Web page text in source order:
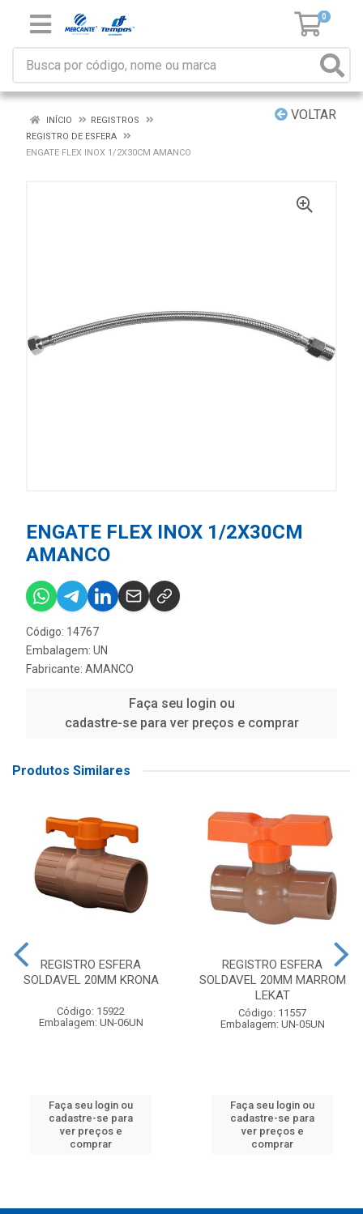
0
VOLTAR
INÍCIO
REGISTROS
REGISTRO DE ESFERA
ENGATE FLEX INOX 1/2X30CM AMANCO
ENGATE FLEX INOX 1/2X30CM
AMANCO
Código: 14767
Embalagem: UN
Fabricante: AMANCO
Faça seu login ou
cadastre-se para ver preços e comprar
Produtos Similares
REGISTRO ESFERA
SOLDAVEL 20MM KRONA
Código: 15922
Embalagem: UN-06UN
Faça seu login ou
cadastre-se para
ver preços e
comprar
REGISTRO ESFERA
SOLDAVEL 20MM MARROM
LEKAT
Código: 11557
Embalagem: UN-05UN
Faça seu login ou
cadastre-se para
ver preços e
comprar